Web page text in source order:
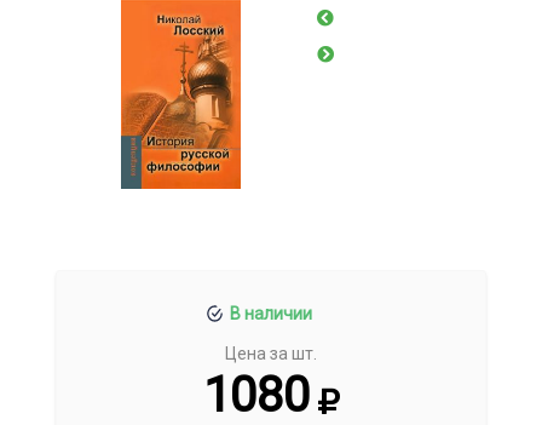
В наличии
Цена за шт.
1080